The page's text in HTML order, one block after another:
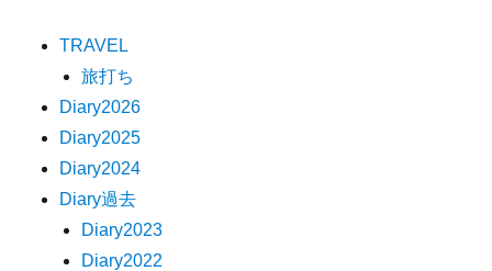
TRAVEL
旅打ち
Diary2026
Diary2025
Diary2024
Diary過去
Diary2023
Diary2022